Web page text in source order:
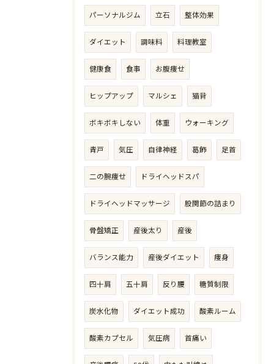
パーソナルジム 立石 整体効果
ダイエット 調味料 料理教室
健康食 食事 お腹痩せ
ヒップアップ マルシェ 猫背
ボキボキしない 体重 ウォーキング
青戸 気圧 自律神経 葛飾 足首
二の腕痩せ ドライヘッドスパ
ドライヘッドマッサージ 股関節の詰まり
骨盤矯正 産後太り 産後
バランス能力 産後ダイエット 痩身
四十肩 五十肩 反り腰 糖質制限
炭水化物 ダイエット成功 酸素ルーム
酸素カプセル 気圧病 首痛い